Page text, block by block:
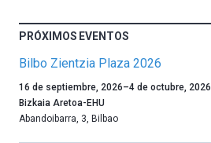
PRÓXIMOS EVENTOS
Bilbo Zientzia Plaza 2026
Un
año
más,
16 de septiembre, 2026–4 de octubre, 2026
Bizkaia Aretoa-EHU
Abandoibarra, 3 Bilbao